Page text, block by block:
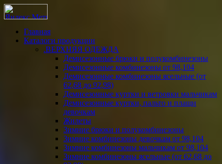
Главная
Каталоги продукции
.ВЕРХНЯЯ ОДЕЖДА
Демисезонные брюки и полукомбинезоны
Демисезонные комбинезоны от 98,104
Демисезонные комбинезоны ясельные (от
62,68 до 92,98)
Демисезонные куртки и ветровки мальчикам
Демисезонные куртки, пальто и плащи
девочкам
Жилеты
Зимние брюки и полукомбинезоны
Зимние комбинезоны девочкам от 98,104
Зимние комбинезоны мальчикам от 98,104
Зимние комбинезоны ясельные (от 62,68 до